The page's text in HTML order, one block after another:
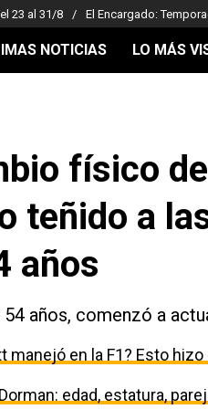
23 al 31/8 El Encargado:
NOTICIAS LO MÁS
físico
teñido a
años
años, comenzó a
manejó en la F1? Esto
edad, estatura,